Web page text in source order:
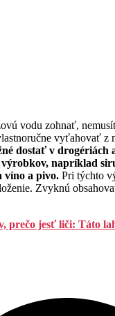
vodu zohnať,
vyťahovať z
dostať v drogériách
napríklad
víno a pivo. Pri týchto
Zvyknú
prečo jesť liči: Táto